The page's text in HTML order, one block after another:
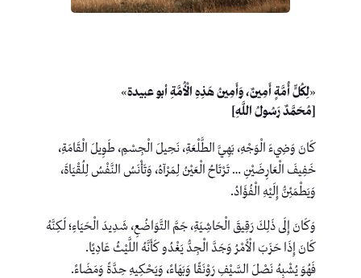
«لِكُلٍّ أُمَّةٍ أَمِينٌ، وَأَمِينُ هَذِهِ الْأُمَّةِ أبو عبيدة»
[مُحَمَّدٌ رَسُولُ اللَّهِ]
كَانَ وَضِيءَ الْوَجْهِ، بَهِيَّ الطَّلْعَةِ، نَحِيلَ الْجِسْمِ، طَوِيلَ الْقَامَةِ،
خَفِيفَ الْعَارِضَيْنِ … تَرْتَاحُ الْعَيْنُ لِمَرْآهُ، وَتَأْنَسُ النَّفْسُ لِلُقْيَاةَ،
وَيَطْمَئِنُّ إِلَيْهِ الْفُؤَادُ.
وَكَانَ إِلَى ذَلِكَ رَقِيقَ الْحَاشِيَةِ، جَمَّ التَّوَاضُعِ، شَدِيدَ الْحَيَاءِ؛ لَكِنَّهُ
كَانَ إِذَا حَزَبَ الْأَمْرُ وَجَدَّ الْجِدُّ يَغْدُو كَأَنَّهُ اللَّيْثُ عَادِيًا.
فَهُوَ يُشْبِهُ نَصْلَ السَّيْفِ رَوْنَقًا وَبَهَاءً، وَيَحْكِيهِ حِدَّةً وَمَضَاءً.